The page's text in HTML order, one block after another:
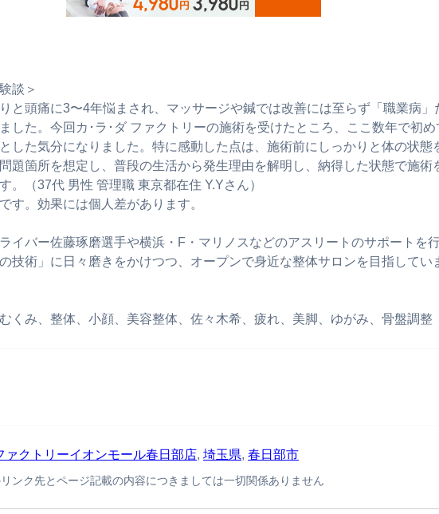
談＞
と頭痛に3〜4年悩まされ、マッサージや鍼では改善には至らず「職業病」
した。今回カ･ラ･ダ ファクトリーの施術を受けたところ、ここ数年で初め
した気分になりました。特に感動した点は、施術前にしっかりと体の状態
題箇所を想定し、普段の生活から発生理由を解明し、納得した状態で施術
。（37代 男性 管理職 東京都在住 Y.Yさん）
す。効果には個人差があります。
イバー佐藤琢磨選手や横浜・F・マリノスなどのアスリートのサポートを
技術」に日々磨きをかけつつ、オープンで身近な整体サロンを目指してい
くみ、整体、小顔、美容整体、佐々木希、疲れ、美脚、ゆがみ、骨盤調整
ァクトリーイオンモール春日部店, 埼玉県, 春日部市
ンク先とページ記載の内容につきましては一切関係ありません